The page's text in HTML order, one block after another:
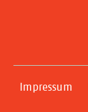
Impressum